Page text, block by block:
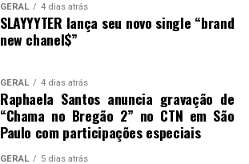
GERAL 4 dias atrás
SLAYYYTER lança seu novo single “brand
new chanel$”
GERAL 4 dias atrás
Raphaela Santos anuncia gravação de
“Chama no Bregão 2” no CTN em São
Paulo com participações especiais
GERAL 5 dias atrás